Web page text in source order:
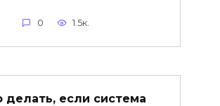
0 1.5к.
делать, если система